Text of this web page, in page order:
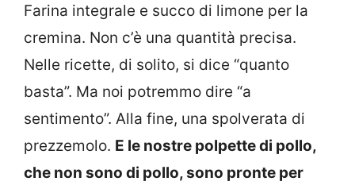
Farina integrale e succo di limone per la
cremina. Non c’è una quantità precisa.
Nelle ricette, di solito, si dice “quanto
basta”. Ma noi potremmo dire “a
sentimento”. Alla fine, una spolverata di
prezzemolo. E le nostre polpette di pollo,
che non sono di pollo, sono pronte per